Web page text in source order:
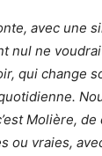
avec une
nul ne
qui change
Molière,
ou vraies,